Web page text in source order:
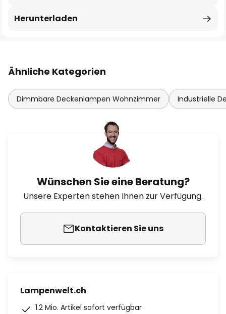
Herunterladen
Ähnliche Kategorien
Dimmbare Deckenlampen Wohnzimmer Industrielle
Wünschen Sie eine Beratung?
Unsere Experten stehen Ihnen zur Verfügung.
Kontaktieren Sie uns
Lampenwelt.ch
1.2 Mio. Artikel sofort verfügbar